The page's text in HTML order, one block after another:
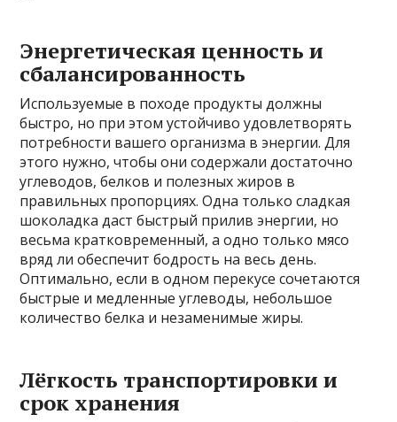
Энергетическая ценность и
сбалансированность
Используемые в походе продукты должны
быстро, но при этом устойчиво удовлетворять
потребности вашего организма в энергии. Для
этого нужно, чтобы они содержали достаточно
углеводов, белков и полезных жиров в
правильных пропорциях. Одна только сладкая
шоколадка даст быстрый прилив энергии, но
весьма кратковременный, а одно только мясо
вряд ли обеспечит бодрость на весь день.
Оптимально, если в одном перекусе сочетаются
быстрые и медленные углеводы, небольшое
количество белка и незаменимые жиры.
Лёгкость транспортировки и
срок хранения